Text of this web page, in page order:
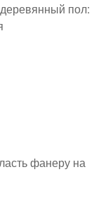
пол:
фанеру на